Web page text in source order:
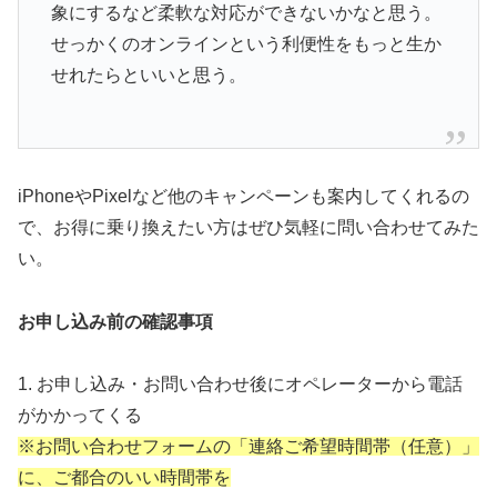
象にするなど柔軟な対応ができないかなと思う。
せっかくのオンラインという利便性をもっと生か
せれたらといいと思う。
iPhoneやPixelなど他のキャンペーンも案内してくれるの
で、お得に乗り換えたい方はぜひ気軽に問い合わせてみた
い。
お申し込み前の確認事項
1. お申し込み・お問い合わせ後にオペレーターから電話
がかかってくる
※お問い合わせフォームの「連絡ご希望時間帯（任意）」
に、ご都合のいい時間帯を